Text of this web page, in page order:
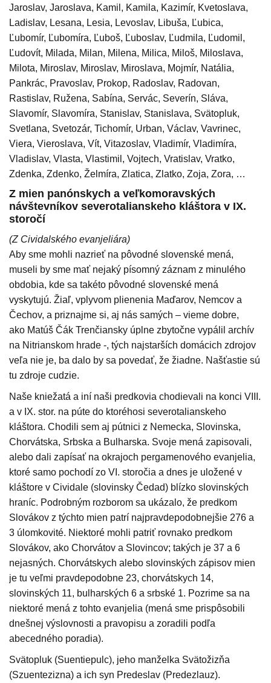
Jaroslav, Jaroslava, Kamil, Kamila, Kazimír, Kvetoslava,
Ladislav, Lesana, Lesia, Levoslav, Libuša, Ľubica,
Ľubomír, Ľubomíra, Ľuboš, Ľuboslav, Ľudmila, Ľudomil,
Ľudovít, Milada, Milan, Milena, Milica, Miloš, Miloslava,
Milota, Miroslav, Miroslav, Miroslava, Mojmír, Natália,
Pankrác, Pravoslav, Prokop, Radoslav, Radovan,
Rastislav, Ružena, Sabína, Servác, Severín, Sláva,
Slavomír, Slavomíra, Stanislav, Stanislava, Svätopluk,
Svetlana, Svetozár, Tichomír, Urban, Václav, Vavrinec,
Viera, Vieroslava, Vít, Vitazoslav, Vladimír, Vladimíra,
Vladislav, Vlasta, Vlastimil, Vojtech, Vratislav, Vratko,
Zdenka, Zdenko, Želmíra, Zlatica, Zlatko, Zoja, Zora, …
Z mien panónskych a veľkomoravských
návštevníkov severotalianskeho kláštora v IX.
storočí
(Z Cividalského evanjeliára)
Aby sme mohli nazrieť na pôvodné slovenské mená,
museli by sme mať nejaký písomný záznam z minulého
obdobia, kde sa takéto pôvodné slovenské mená
vyskytujú. Žiaľ, vplyvom plienenia Maďarov, Nemcov a
Čechov, a priznajme si, aj nás samých – vieme dobre,
ako Matúš Čák Trenčiansky úplne zbytočne vypálil archív
na Nitrianskom hrade -, tých najstarších domácich zdrojov
veľa nie je, ba dalo by sa povedať, že žiadne. Našťastie sú
tu zdroje cudzie.
Naše kniežatá a iní naši predkovia chodievali na konci VIII.
a v IX. stor. na púte do ktoréhosi severotalianskeho
kláštora. Chodili sem aj pútnici z Nemecka, Slovinska,
Chorvátska, Srbska a Bulharska. Svoje mená zapisovali,
alebo dali zapísať na okrajoch pergamenového evanjelia,
ktoré samo pochodí zo VI. storočia a dnes je uložené v
kláštore v Cividale (slovinsky Čedad) blízko slovinských
hraníc. Podrobným rozborom sa ukázalo, že predkom
Slovákov z týchto mien patrí najpravdepodobnejšie 276 a
3 úlomkovité. Niektoré mohli patriť rovnako predkom
Slovákov, ako Chorvátov a Slovincov; takých je 37 a 6
nejasných. Chorvátskych alebo slovinských zápisov mien
je tu veľmi pravdepodobne 23, chorvátskych 14,
slovinských 11, bulharských 6 a srbské 1. Pozrime sa na
niektoré mená z tohto evanjelia (mená sme prispôsobili
dnešnej výslovnosti a pravopisu a zoradili podľa
abecedného poradia).
Svätopluk (Suentiepulc), jeho manželka Svätožizňa
(Szuentezizna) a ich syn Predeslav (Predezlauz).